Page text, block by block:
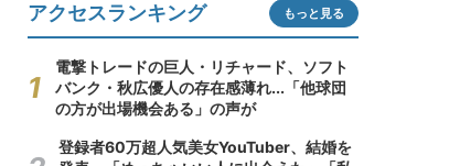
アクセスランキング もっと見る
電撃トレードの巨人・リチャード、ソフト
バンク・秋広優人の存在感薄れ...「他球団
の方が出場機会ある」の声が
登録者60万超人気美女YouTuber、結婚を